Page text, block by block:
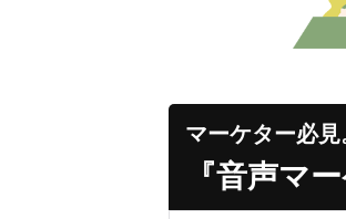
マーケター必
『音声マ